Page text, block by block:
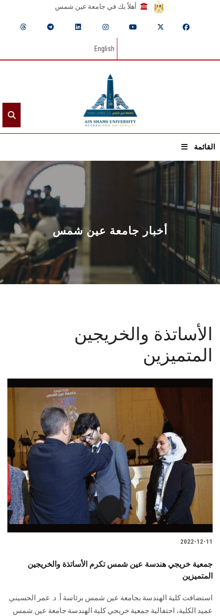
أهلاً بك في جامعة عين شمس
English
القائمة
الرئيسيـة
عن الجامعة
القطاعـات
الشئون الأكاديمية
البحث العلمي
الإعلام
تواصل معنا
الطلاب
هيئة التدريس
الدراسات العليا
الخريجين
سجل الان
أخبار جامعة عين شمس
الأساتذة والخريجين
المتميزين
2022-12-11
جمعية خريجي هندسة عين شمس تكرم الأساتذة والخريجين
المتميزين
استضافت كلية الهندسة بجامعة عين شمس برئاسة أ. د. عمر الحسيني
عميد الكلية، احتفالية جمعية خريجي كلية الهندسة جامعة عين شمس